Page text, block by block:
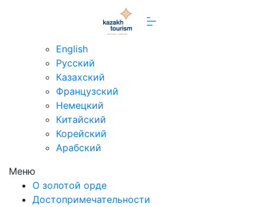
English
Русский
Казахский
Французский
Немецкий
Китайский
Корейский
Арабский
Меню
О золотой орде
Достопримечательности